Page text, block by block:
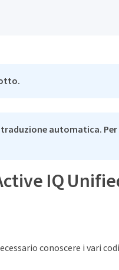
automatica.
IQ
conoscere i vari